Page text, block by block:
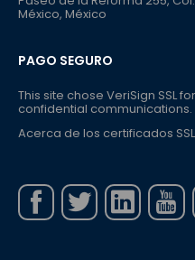
México, México
PAGO SEGURO
This site chose VeriSign SSL
confidential communications.
Acerca de los certificados SSL